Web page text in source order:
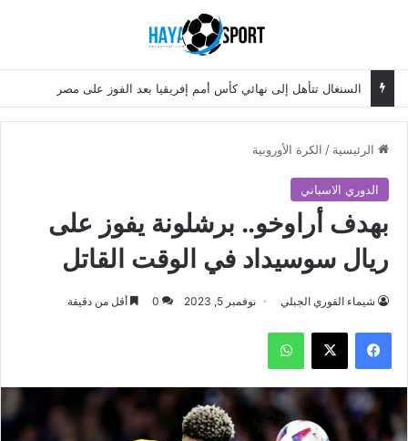
السنغال تتأهل إلى نهائي كأس أمم إفريقيا بعد الفوز على مصر
الرئيسية / الكرة الأوروبية
الدوري الاسباني
بهدف أراوخو.. برشلونة يفوز على
ريال سوسيداد في الوقت القاتل
شيماء القوري الجبلي نوفمبر 5, 2023 0 أقل من دقيقة
فيسبوك ‫X واتساب